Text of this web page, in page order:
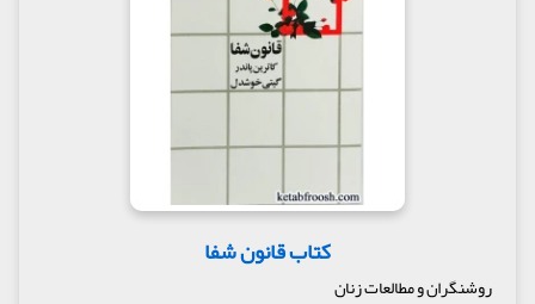
کتاب قانون شفا
روشنگران و مطالعات زنان